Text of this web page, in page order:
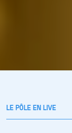
LE PÔLE EN LIVE